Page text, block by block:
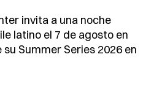
invita a una noche
latino el 7 de agosto en
Summer Series 2026 en